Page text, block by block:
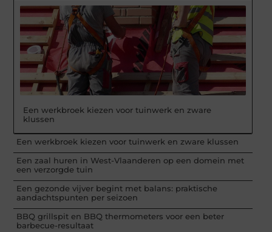
Een werkbroek kiezen voor tuinwerk en zware
klussen
Een werkbroek kiezen voor tuinwerk en zware klussen
Een zaal huren in West-Vlaanderen op een domein met
een verzorgde tuin
Een gezonde vijver begint met balans: praktische
aandachtspunten per seizoen
BBQ grillspit en BBQ thermometers voor een beter
barbecue-resultaat